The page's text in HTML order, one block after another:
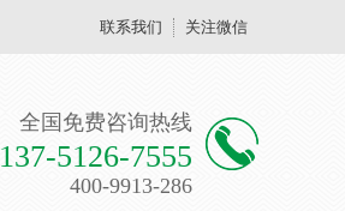
联系我们 关注微信
全国免费咨询热线
137-5126-7555
400-9913-286